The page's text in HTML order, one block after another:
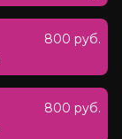
800 руб.
800 руб.